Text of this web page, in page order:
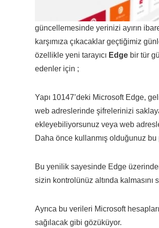
güncellemesinde yerinizi ayırın
karşımıza çıkacaklar geçtiğimiz
özellikle yeni tarayıcı Edge bir tür
edenler için ;
Yapı 10147’deki Microsoft Edge,
web adreslerinde şifrelerinizi
ekleyebiliyorsunuz veya web
Daha önce kullanmış olduğunuz
Bu yenilik sayesinde Edge
sizin kontrolünüz altında kalmasını
Ayrıca bu verileri Microsoft
sağılacak gibi gözüküyor.